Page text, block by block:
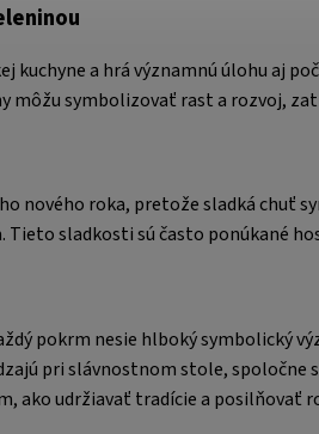
kuchyne a hrá významnú úlohu aj
môžu symbolizovať rast a rozvoj,
nového roka, pretože sladká
Tieto sladkosti sú často ponúkané
pokrm nesie hlboký symbolický
pri slávnostnom stole,
ako udržiavať tradície a posilňovať